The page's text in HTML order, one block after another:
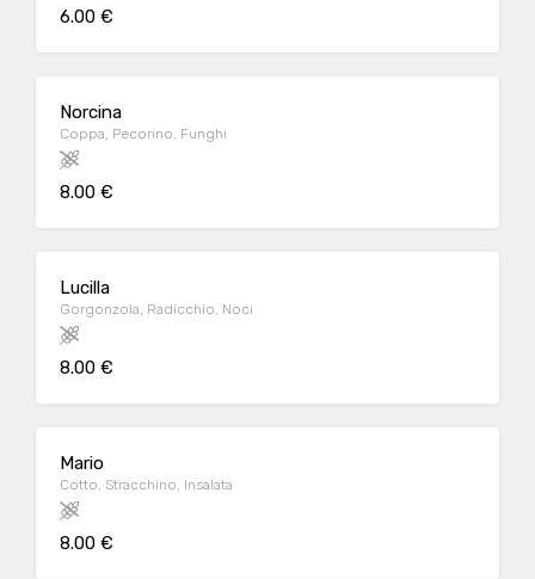
6.00 €
Norcina
Coppa, Pecorino, Funghi
8.00 €
Lucilla
Gorgonzola, Radicchio, Noci
8.00 €
Mario
Cotto, Stracchino, Insalata
8.00 €